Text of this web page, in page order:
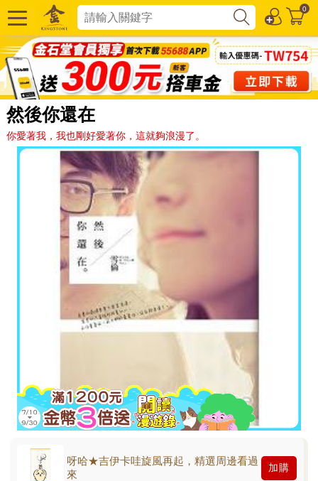
0
然後你還在
你愛著我，我也剛好愛著你，這就夠浪漫了。
呀哈★吉伊卡哇旋風再起，精選周邊看過
來
加購